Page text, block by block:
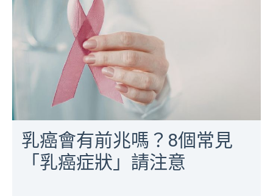
乳癌會有前兆嗎？8個常見
「乳癌症狀」請注意